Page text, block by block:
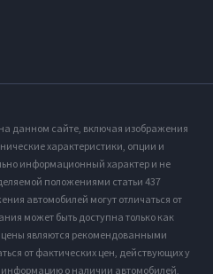
данном сайте, включая изображения
характеристики, опции и
информационный характер и не
положениями статьи 437
автомобилей могут отличаться от
может быть доступна только как
являются рекомендованными
от фактических цен, действующих у
о наличии автомобилей,